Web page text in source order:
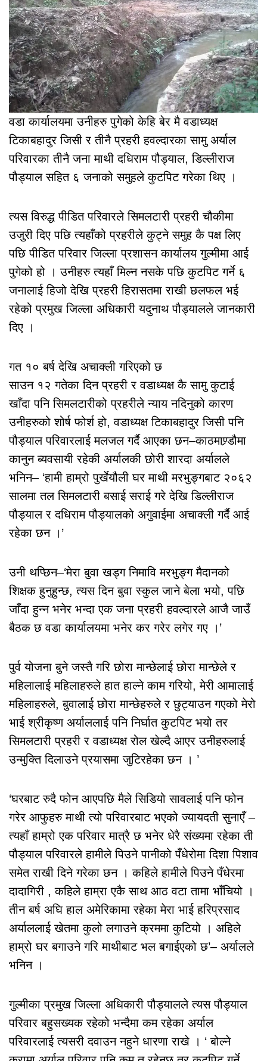
वडा कार्यालयमा उनीहरु पुगेको केहि बेर मै वडाध्यक्ष
टिकाबहादुर जिसी र तीनै प्रहरी हवल्दारका सामु अर्याल
परिवारका तीनै जना माथी दधिराम पौड्याल, डिल्लीराज
पौड्याल सहित ६ जनाको समुहले कुटपिट गरेका थिए ।
त्यस विरुद्ध पीडित परिवारले सिमलटारी प्रहरी चौकीमा
उजुरी दिए पछि त्यहाँको प्रहरीले कुट्ने समुह कै पक्ष लिए
पछि पीडित परिवार जिल्ला प्रशासन कार्यालय गुल्मीमा आई
पुगेको हो । उनीहरु त्यहाँ मिल्न नसके पछि कुटपिट गर्ने ६
जनालाई हिजो देखि प्रहरी हिरासतमा राखी छलफल भई
रहेको प्रमुख जिल्ला अधिकारी यदुनाथ पौड्यालले जानकारी
दिए ।
गत १० बर्ष देखि अचाक्ली गरिएको छ
साउन १२ गतेका दिन प्रहरी र वडाध्यक्ष कै सामु कुटाई
खाँदा पनि सिमलटारीको प्रहरीले न्याय नदिनुको कारण
उनीहरुको शोर्ष फोर्श हो, वडाध्यक्ष टिकाबहादुर जिसी पनि
पौड्याल परिवारलाई मलजल गर्दै आएका छन–काठमाण्र्डौमा
कानुन ब्यवसायी रहेकी अर्यालकी छोरी शारदा अर्यालले
भनिन– ‘हामी हाम्रो पुर्खेयौली घर माथी मरभुङ्गबाट २०६२
सालमा तल सिमलटारी बसाई सराई गरे देखि डिल्लीराज
पौड्याल र दधिराम पौड्यालको अगुवाईमा अचाक्ली गर्दै आई
रहेका छन ।’
उनी थप्छिन–‘मेरा बुवा खड्ग निमावि मरभुङ्ग मैदानको
शिक्षक हुनुहुन्छ, त्यस दिन बुवा स्कुल जाने बेला भयो, पछि
जाँदा हुन्न भनेर भन्दा एक जना प्रहरी हवल्दारले आजै जाउँ
बैठक छ वडा कार्यालयमा भनेर कर गरेर लगेर गए ।’
पुर्व योजना बुने जस्तै गरि छोरा मान्छेलाई छोरा मान्छेले र
महिलालाई महिलाहरुले हात हाल्ने काम गरियो, मेरी आमालाई
महिलाहरुले, बुवालाई छोरा मान्छेहरुले र छुट्याउन गएको मेरो
भाई श्रीकृष्ण अर्याललाई पनि निर्घात कुटपिट भयो तर
सिमलटारी प्रहरी र वडाध्यक्ष रोल खेल्दै आएर उनीहरुलाई
उन्मुक्ति दिलाउने प्रयासमा जुटिरहेका छन । ’
‘घरबाट रुदै फोन आएपछि मैले सिडियो सावलाई पनि फोन
गरेर आफुहरु माथी त्यो परिवारबाट भएको ज्यायदती सुनाएँ –
त्यहाँ हाम्रो एक परिवार मात्रै छ भनेर धेरै संख्यमा रहेका ती
पौड्याल परिवारले हामीले पिउने पानीको पँधेरोमा दिशा पिशाव
समेत राखी दिने गरेका छन । कहिले हामीले पिउने पँधेरमा
दादागिरी , कहिले हाम्रा एकै साथ आठ वटा तामा भाँचियो ।
तीन बर्ष अघि हाल अमेरिकामा रहेका मेरा भाई हरिप्रसाद
अर्याललाई खेतमा कुलो लगाउने क्रममा कुटियो । अहिले
हाम्रो घर बगाउने गरि माथीबाट भल बगाईएको छ’– अर्यालले
भनिन ।
गुल्मीका प्रमुख जिल्ला अधिकारी पौड्यालले त्यस पौड्याल
परिवार बहुसख्यक रहेको भन्दैमा कम रहेका अर्याल
परिवारलाई त्यसरी दवाउन नहुने धारणा राखे । ‘ बोल्ने